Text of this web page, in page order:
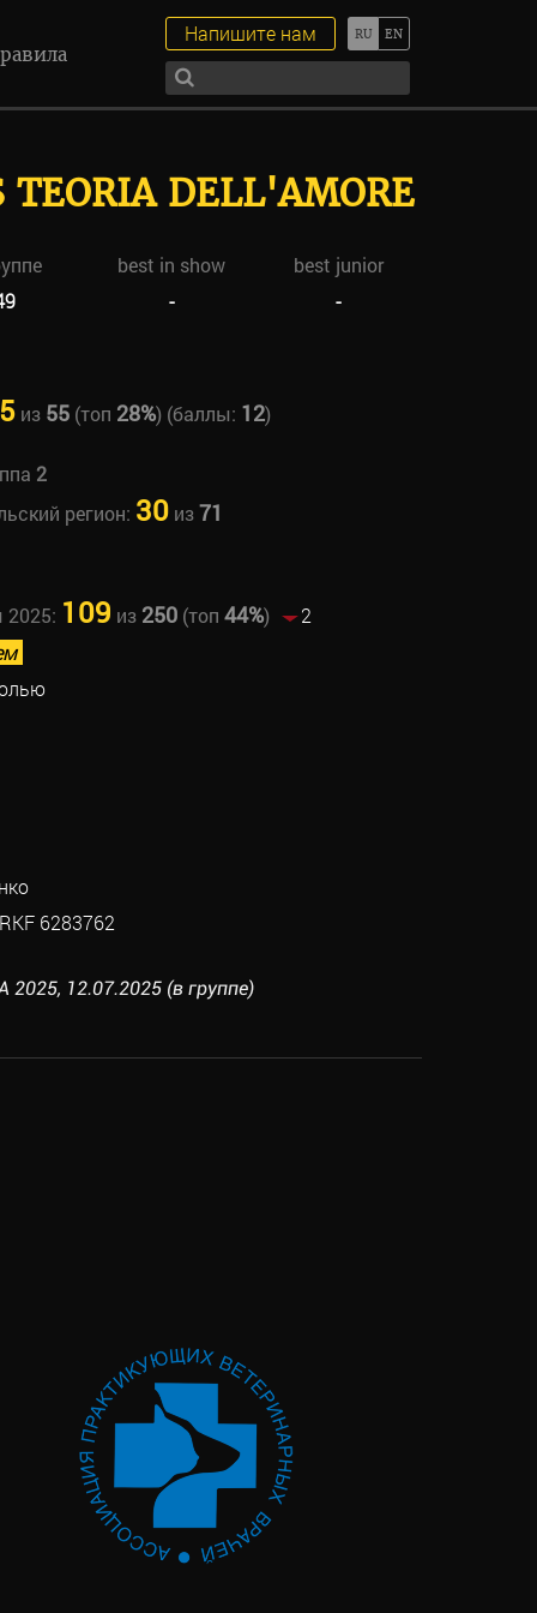
Напишите нам
DELL'AMORE
best in show
best junior
- -
из 55(топ 28%) (баллы: 12)
2
регион: 30из71
2025: 109 из 250(топ 44%)
2
6283762
12.07.2025 (в группе)